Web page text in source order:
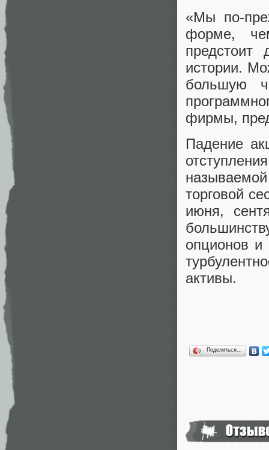
«Мы по-
форме,
истории.
большую
фирмы,
Падение
торговой
июня,
опционов и
активы.
Поделиться…